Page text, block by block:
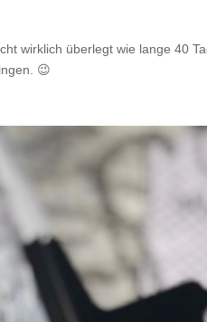
wirklich überlegt wie lange 40
😉